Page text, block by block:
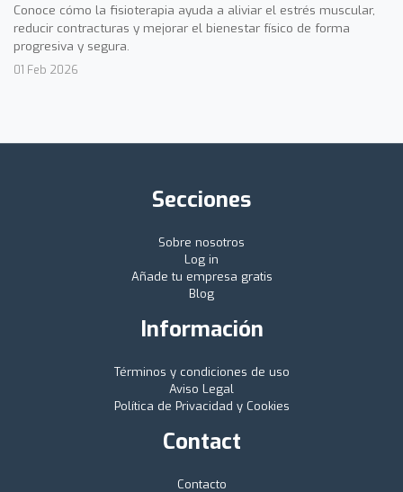
Conoce cómo la fisioterapia ayuda a aliviar el estrés muscular,
reducir contracturas y mejorar el bienestar físico de forma
progresiva y segura.
01 Feb 2026
Secciones
Sobre nosotros
Log in
Añade tu empresa gratis
Blog
Información
Términos y condiciones de uso
Aviso Legal
Política de Privacidad y Cookies
Contact
Contacto